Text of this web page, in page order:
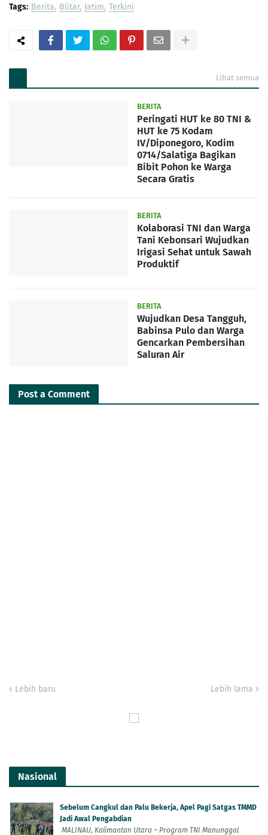
Tags: Berita Blitar Jatim Terkini
Lihat semua
BERITA
Peringati HUT ke 80 TNI &
HUT ke 75 Kodam
IV/Diponegoro, Kodim
0714/Salatiga Bagikan
Bibit Pohon ke Warga
Secara Gratis
BERITA
Kolaborasi TNI dan Warga
Tani Kebonsari Wujudkan
Irigasi Sehat untuk Sawah
Produktif
BERITA
Wujudkan Desa Tangguh,
Babinsa Pulo dan Warga
Gencarkan Pembersihan
Saluran Air
Post a Comment
Lebih baru Lebih lama
Nasional
Sebelum Cangkul dan Palu Bekerja, Apel Pagi Satgas TMMD
Jadi Awal Pengabdian
MALINAU, Kalimantan Utara – Program TNI Manunggal